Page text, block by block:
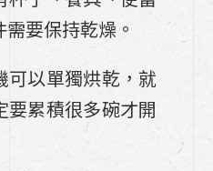
要保持乾燥。
可以單獨烘乾，就
要累積很多碗才開